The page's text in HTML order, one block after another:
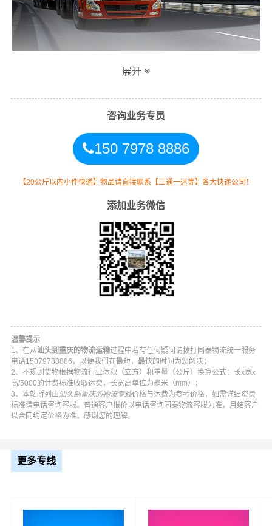
同时，为了方便广大客户从汕头物流到重庆的不同运输时
效和物流成本要求，同泰特推出汕头到重庆物流
方式，以此来降低从广东汕头到重庆的物流专线运输成
本，提高由汕头发货到重庆的物流效率，以便为新老客户
提供更加优质完善的一站式从汕头到重庆重庆的物流门到
同泰汕头到重庆物流公司平台优势
等地具有优势的物流网络资源，依靠城口县,丰都县,垫江县,
货运代理，仓储物流配送，产品物流，项目物流，并提供
展开
咨询业务专员
150 7978 8886
【20公斤以内小件快递】物品请直接联系【三通一达等】各大快递公司！
添加业务微信
温馨提示
1、在从汕头到重庆的物流运输过程中若有任何疑问请拨打同泰物流统一服务
电话15079788886，以便我们在最短，最快的时间为您解决；
2、不规则货物根据物流行业体积（立方）和重量（公斤）换算公式：长x宽x
高/5000的计费标准收取运费，长宽高单位为毫米（mm）；
3、本站所列由 汕头到重庆的物流专线价格与运费为参考价格，如需详细资费
标准请电话咨询客服。普通客户报价以电话咨询同泰物流客服为准，月结客户
以合同约定价格为准，感谢您的理解。
更多专线